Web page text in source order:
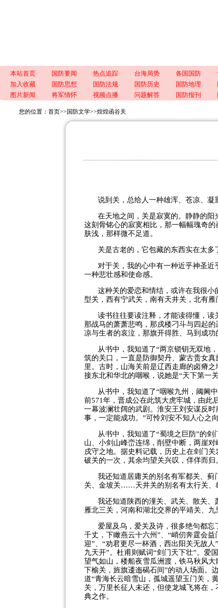
本站首页 国防要闻 热点追踪 台海局势 各国国防
加入收藏
国防思想 国防法规 国防历史 国防地理
图片新闻
将军情怀 视频点播 问题解答 国防报刊
您的位置： 首页>> 国防文学>>煌煌函谷关
说到关，总给人一种雄浑、苍凉、凝
在天地之间，关是寂寞的。静静的
这刻骨铭心的寂寞相比，那一幅幅瑰奇
肤浅，那样微不足道。
关是古老的，它包藏的东西实在太
对于关，我的心中有一种近乎神圣
一种悲壮感和使命感。
这种关的爱恋和情结，或许在我很
型关，西有宁武关，南有天井关，北有
读书往往要读注释，才能读得懂，
那战马的萧萧悲鸣，那戍楼刁斗与四起
凉与生者的哀泣，那旗开得胜、马到成
从书中，我知道了“两京锁钥无双地
筑的关口，一直是防御契丹、蒙古贵女
里。古时，山海关前是辽西走廊的卤瘠
接东北和华北的咽喉，说她是“天下第一
从书中，我知道了“咽喉九州，阈阃
前571年，晋成公在此筑大虎牢城，由此
一幕波澜壮阔的武剧。淮安王刘安谋反
事，一定能成功。”可怜刘安不知人心之
从书中，我知道了“蜀境之巨防”的
山、小剑山峰峦连绵，削壁中断，两崖
戍守之地。据史料记载，历史上在剑门
破关的一次，其余均望关兴叹，佯佯而归
我还知道居庸关的别名有军都关、
关、金坡关……天井关的别名有太行关
我还知道陕西的潼关、武关、散关
雁北三关，河南和湖北交界的平靖关、
爱屋及乌，爱关及诗，很多绝句都
千丈，下瞰燕云十六州”、“峭仞奔霆会
迎”、“劝君更尽一杯酒，西出阳关无故
九天开”。杜甫则赋词“剑门天下壮”。爱
望气如山，楼船夜雪瓜洲渡，铁马秋风
下榆关，旌旗逶迤碣石间”的动人场面。
道“青海长云暗雪山，孤城遥望玉门关，
关，万里长征人未还，但使龙城飞将在
典之作。